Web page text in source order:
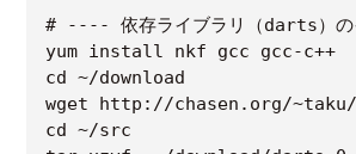
# ---- 依存ライブラリ（darts）
yum install nkf gcc gcc-c++
cd ~/download
wget http://chasen.org/
cd ~/src